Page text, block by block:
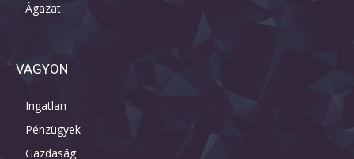
Ágazat
VAGYON
Ingatlan
Pénzügyek
Gazdaság